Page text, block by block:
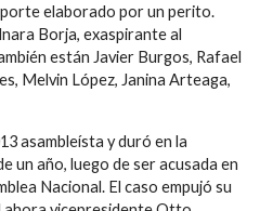
elaborado por un perito.
Borja, exaspirante al
están Javier Burgos, Rafael
Melvin López, Janina Arteaga,
asambleísta y duró en la
un año, luego de ser acusada en
Nacional. El caso empujó su